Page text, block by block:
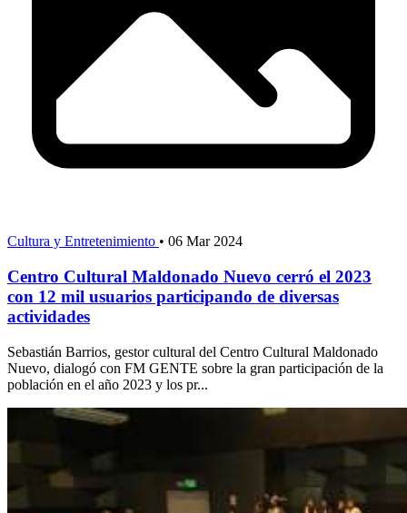
Cultura y Entretenimiento • 06 Mar 2024
Centro Cultural Maldonado Nuevo cerró el 2023
con 12 mil usuarios participando de diversas
actividades
Sebastián Barrios, gestor cultural del Centro Cultural Maldonado
Nuevo, dialogó con FM GENTE sobre la gran participación de la
población en el año 2023 y los pr...